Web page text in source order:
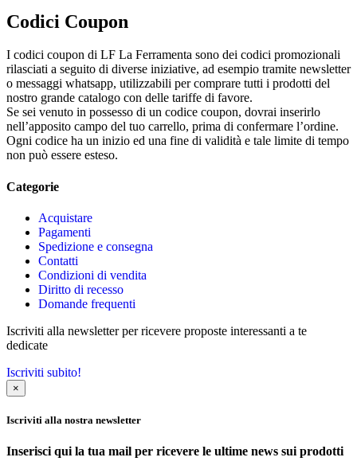
Codici Coupon
I codici coupon di LF La Ferramenta sono dei codici promozionali
rilasciati a seguito di diverse iniziative, ad esempio tramite newsletter
o messaggi whatsapp, utilizzabili per comprare tutti i prodotti del
nostro grande catalogo con delle tariffe di favore.
Se sei venuto in possesso di un codice coupon, dovrai inserirlo
nell’apposito campo del tuo carrello, prima di confermare l’ordine.
Ogni codice ha un inizio ed una fine di validità e tale limite di tempo
non può essere esteso.
Categorie
Acquistare
Pagamenti
Spedizione e consegna
Contatti
Condizioni di vendita
Diritto di recesso
Domande frequenti
Iscriviti alla newsletter per ricevere proposte interessanti a te
dedicate
Iscriviti subito!
×
Iscriviti alla nostra newsletter
Inserisci qui la tua mail per ricevere le ultime news sui prodotti